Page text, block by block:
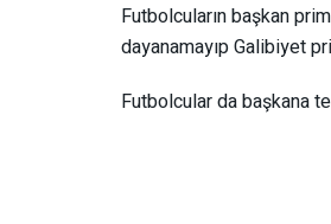
Futbolcuların başkan
dayanamayıp Galibiyet
Futbolcular da başkana